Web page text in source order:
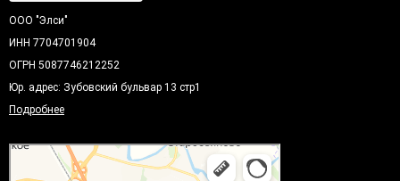
ООО "Элси"
ИНН 7704701904
ОГРН 5087746212252
Юр. адрес: Зубовский бульвар 13 стр1
Подробнее